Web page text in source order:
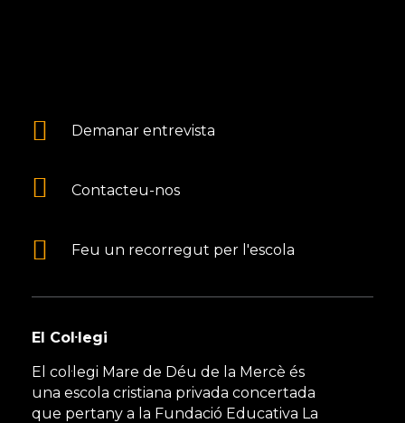
Demanar entrevista
Contacteu-nos
Feu un recorregut per l'escola
El Col·legi
El col·legi Mare de Déu de la Mercè és
una escola cristiana privada concertada
que pertany a la Fundació Educativa La